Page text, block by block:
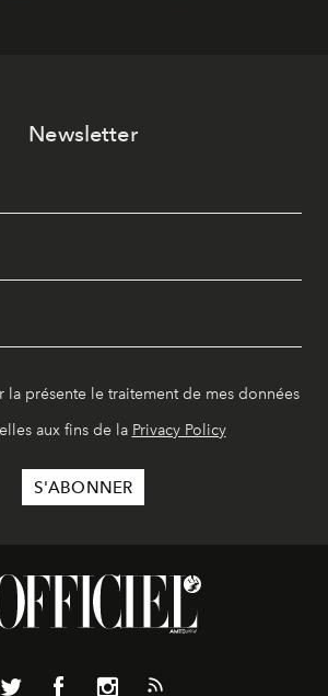
Newsletter
la présente le traitement de mes données
aux fins de la Privacy Policy